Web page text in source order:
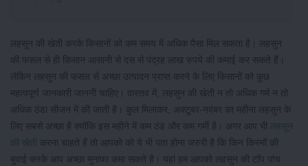
लहसुन की खेती करके किसानों को कम समय में अधिक पैसा मिल सकता है। लहसुन
की फसल से ही किसान आसानी से दस से पंद्रह लाख रुपये की कमाई कर सकते हैं।
लेकिन लहसुन की फसल से अच्छा उत्पादन प्राप्त करने के लिए किसानों को कुछ
महत्वपूर्ण जानकारी जाननी चाहिए। वास्तव में, लहसुन की खेती न तो अधिक गर्म न तो
अधिक ठंडा सीजन में की जाती है। कुल मिलाकर, अक्टूबर-नवंबर का महीना लहसुन के
लिए सबसे अच्छा है क्योंकि इस महीने में कम ठंड और कम गर्मी है। अगर आप भी
लहसुन
की खेती
करना चाहते हैं तो आपको को ये भी पता होना जरुरी है कि किन किस्मों की
बुवाई करके आप अच्छा मुनाफा कमा सकते है। यहां हम आपको लहसुन की टॉप पांच